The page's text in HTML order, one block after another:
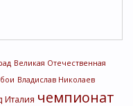
Великая Отечественная
Владислав Николаев
Италия чемпионат